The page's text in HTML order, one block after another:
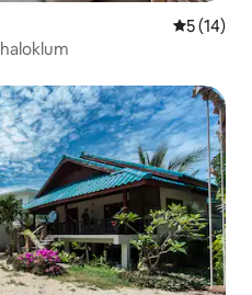
5 de uma
5 (14)
dos hóspedes